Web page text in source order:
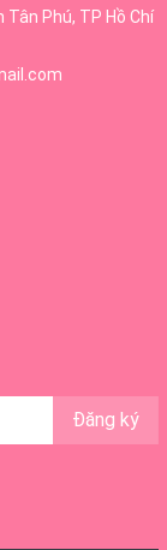
Phú, TP Hồ Chí
Đăng ký